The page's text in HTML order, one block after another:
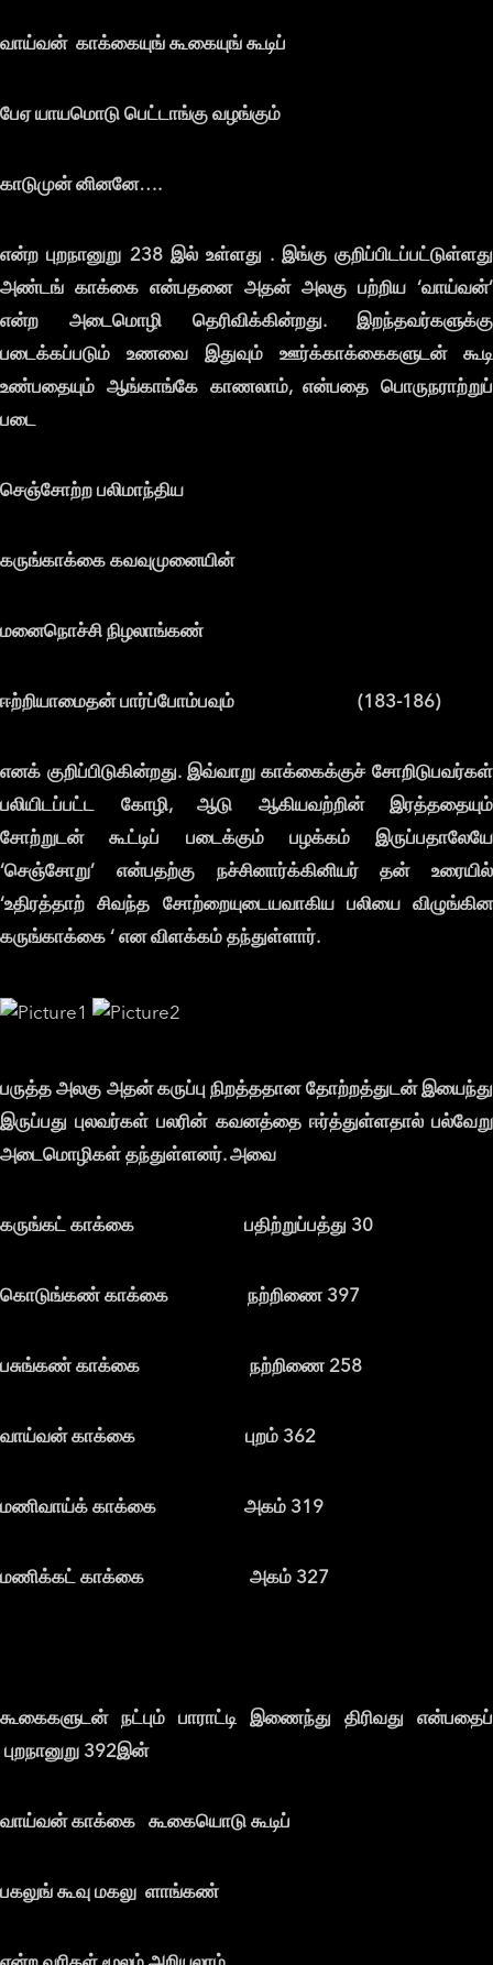
வாய்வன் காக்கையுங் கூகையுங் கூடிப்
பேஏ யாயமொடு பெட்டாங்கு வழங்கும்
காடுமுன் னினனே….
என்ற புறநானுறு 238 இல் உள்ளது . இங்கு குறிப்பிடப்பட்டுள்ளது
அண்டங் காக்கை என்பதனை அதன் அலகு பற்றிய ‘வாய்வன்’
என்ற அடைமொழி தெரிவிக்கின்றது. இறந்தவர்களுக்கு
படைக்கப்படும் உணவை இதுவும் ஊர்க்காக்கைகளுடன் கூடி
உண்பதையும் ஆங்காங்கே காணலாம், என்பதை பொருநராற்றுப்
படை
செஞ்சோற்ற பலிமாந்திய
கருங்காக்கை கவவுமுனையின்
மனைநொச்சி நிழலாங்கண்
ஈற்றியாமைதன் பார்ப்போம்பவும் (183-186)
எனக் குறிப்பிடுகின்றது. இவ்வாறு காக்கைக்குச் சோறிடுபவர்கள்
பலியிடப்பட்ட கோழி, ஆடு ஆகியவற்றின் இரத்ததையும்
சோற்றுடன் கூட்டிப் படைக்கும் பழக்கம் இருப்பதாலேயே
‘செஞ்சோறு’ என்பதற்கு நச்சினார்க்கினியர் தன் உரையில்
‘உதிரத்தாற் சிவந்த சோற்றையுடையவாகிய பலியை விழுங்கின
கருங்காக்கை ‘ என விளக்கம் தந்துள்ளார்.
பருத்த அலகு அதன் கருப்பு நிறத்ததான தோற்றத்துடன் இயைந்து
இருப்பது புலவர்கள் பலரின் கவனத்தை ஈர்த்துள்ளதால் பல்வேறு
அடைமொழிகள் தந்துள்ளனர். அவை
கருங்கட் காக்கை பதிற்றுப்பத்து 30
கொடுங்கண் காக்கை நற்றிணை 397
பசுங்கண் காக்கை நற்றிணை 258
வாய்வன் காக்கை புறம் 362
மணிவாய்க் காக்கை அகம் 319
மணிக்கட் காக்கை அகம் 327
கூகைகளுடன் நட்பும் பாராட்டி இணைந்து திரிவது என்பதைப்
புறநானுறு 392இன்
வாய்வன் காக்கை கூகையொடு கூடிப்
பகலுங் கூவு மகலு ளாங்கண்